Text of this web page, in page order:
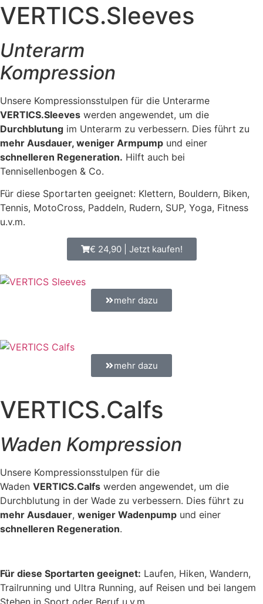
VERTICS.Sleeves
Unterarm
Kompression
Unsere Kompressionsstulpen für die Unterarme
VERTICS.Sleeves werden angewendet, um die
Durchblutung im Unterarm zu verbessern. Dies führt zu
mehr Ausdauer, weniger Armpump und einer
schnelleren Regeneration. Hilft auch bei
Tennisellenbogen & Co.
Für diese Sportarten geeignet: Klettern, Bouldern, Biken,
Tennis, MotoCross, Paddeln, Rudern, SUP, Yoga, Fitness
u.v.m.
€ 24,90 | Jetzt kaufen!
mehr dazu
mehr dazu
VERTICS.Calfs
Waden Kompression
Unsere Kompressionsstulpen für die
Waden VERTICS.Calfs werden angewendet, um die
Durchblutung in der Wade zu verbessern. Dies führt zu
mehr Ausdauer, weniger Wadenpump und einer
schnelleren Regeneration.
Für diese Sportarten geeignet: Laufen, Hiken, Wandern,
Trailrunning und Ultra Running, auf Reisen und bei langem